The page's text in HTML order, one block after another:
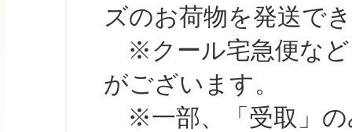
ズのお荷物を発送で
※クール宅急便など
がございます。
※一部、「受取」の